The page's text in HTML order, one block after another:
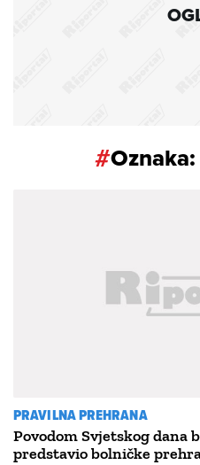
#Oznaka:
PRAVILNA PREHRANA
Povodom Svjetskog dana
predstavio bolničke